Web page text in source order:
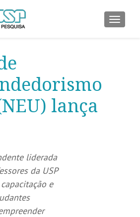
lança
liderada
da USP
e